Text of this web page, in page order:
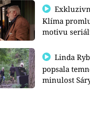
prima+
Exkluzivně: Josef
Klíma
motivu
Linda Rybová
popsala
minulost